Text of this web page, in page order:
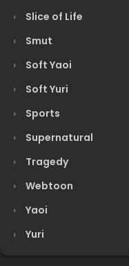
Slice of Life
Smut
Soft Yaoi
Soft Yuri
Sports
Supernatural
Tragedy
Webtoon
Yaoi
Yuri